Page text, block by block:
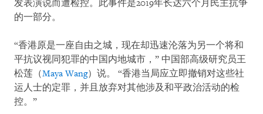
发表演说而遭检控。此事件是2019年长达六个月民主抗争
的一部分。
“香港原是一座自由之城，现在却迅速沦落为另一个将和
平抗议视同犯罪的中国内地城市，” 中国部高级研究员王
松莲（Maya Wang）说。 “香港当局应立即撤销对这些社
运人士的定罪，并且放弃对其他涉及和平政治活动的检
控。”